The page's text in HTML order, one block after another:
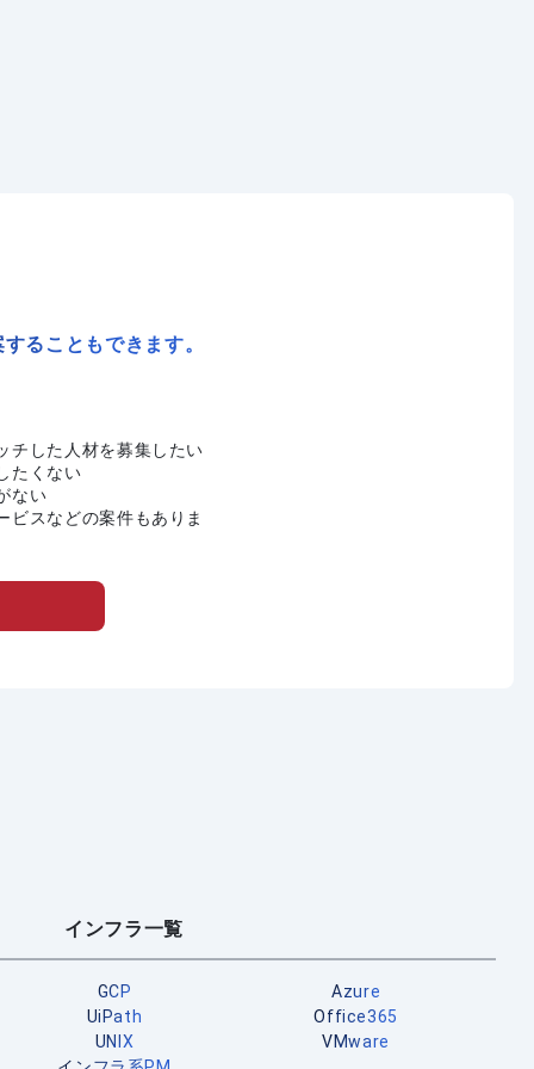
ることもできます。
チした人材を募集したい
たくない
ない
ビスなどの案件もありま
インフラ一覧
GCP
Azure
UiPath
Office365
UNIX
VMware